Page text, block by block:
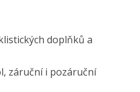
doplňků a
záruční i pozáruční